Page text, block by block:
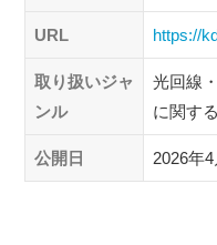
URL https://
取り扱いジャ
ンル
光回線
に関す
公開日 2026年